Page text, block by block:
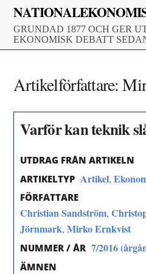
Skip
content
GRUNDAD 1877 OCH GER
EKONOMISK DEBATT
Artikelförfattare:
Varför kan teknik
UTDRAG FRÅN ARTIKELN
ARTIKELTYP Artikel,
FÖRFATTARE
Christian Sandström,
Jörnmark,Mirko Ernkvist
NUMMER / ÅR 7/2016
ÄMNEN